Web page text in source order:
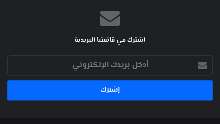
اشترك في قائمتنا البريدية
أدخل
بريدك
الإلكتروني